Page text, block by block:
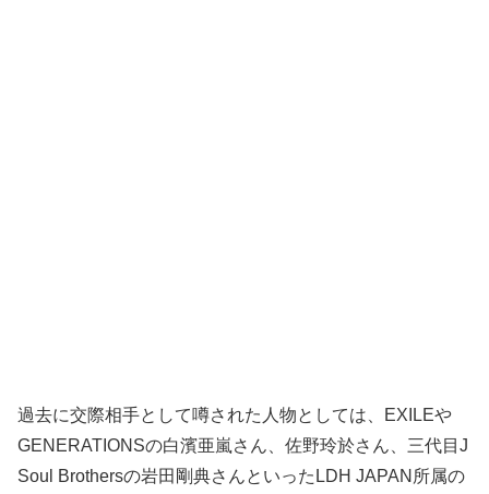
過去に交際相手として噂された人物としては、EXILEや
GENERATIONSの白濱亜嵐さん、佐野玲於さん、三代目J
Soul Brothersの岩田剛典さんといったLDH JAPAN所属の